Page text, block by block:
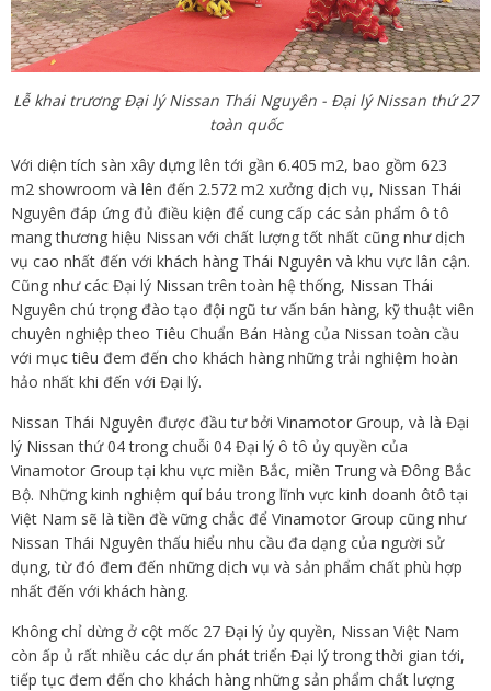
Lễ khai trương Đại lý Nissan Thái Nguyên - Đại lý Nissan thứ 27
toàn quốc
Với diện tích sàn xây dựng lên tới gần 6.405 m2, bao gồm 623
m2 showroom và lên đến 2.572 m2 xưởng dịch vụ, Nissan Thái
Nguyên đáp ứng đủ điều kiện để cung cấp các sản phẩm ô tô
mang thương hiệu Nissan với chất lượng tốt nhất cũng như dịch
vụ cao nhất đến với khách hàng Thái Nguyên và khu vực lân cận.
Cũng như các Đại lý Nissan trên toàn hệ thống, Nissan Thái
Nguyên chú trọng đào tạo đội ngũ tư vấn bán hàng, kỹ thuật viên
chuyên nghiệp theo Tiêu Chuẩn Bán Hàng của Nissan toàn cầu
với mục tiêu đem đến cho khách hàng những trải nghiệm hoàn
hảo nhất khi đến với Đại lý.
Nissan Thái Nguyên được đầu tư bởi Vinamotor Group, và là Đại
lý Nissan thứ 04 trong chuỗi 04 Đại lý ô tô ủy quyền của
Vinamotor Group tại khu vực miền Bắc, miền Trung và Đông Bắc
Bộ. Những kinh nghiệm quí báu trong lĩnh vực kinh doanh ôtô tại
Việt Nam sẽ là tiền đề vững chắc để Vinamotor Group cũng như
Nissan Thái Nguyên thấu hiểu nhu cầu đa dạng của người sử
dụng, từ đó đem đến những dịch vụ và sản phẩm chất phù hợp
nhất đến với khách hàng.
Không chỉ dừng ở cột mốc 27 Đại lý ủy quyền, Nissan Việt Nam
còn ấp ủ rất nhiều các dự án phát triển Đại lý trong thời gian tới,
tiếp tục đem đến cho khách hàng những sản phẩm chất lượng